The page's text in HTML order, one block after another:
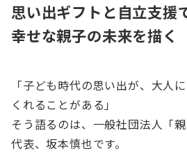
思い出ギフトと自立支援
幸せな親子の未来を描く
「子ども時代の思い出が、大人
くれることがある」
そう語るのは、一般社団法人「
代表、坂本慎也です。